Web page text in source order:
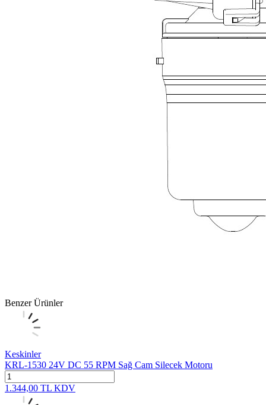
Benzer Ürünler
Keskinler
KRL-1530 24V DC 55 RPM Sağ Cam Silecek Motoru
1.344,00 TL KDV